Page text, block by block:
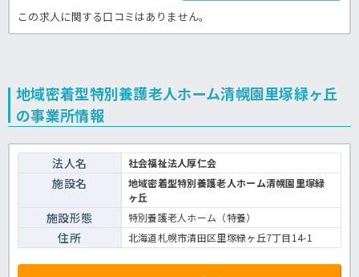
この求人に関する口コミはありません。
地域密着型特別養護老人ホーム清幌園里塚緑ヶ丘
の事業所情報
法人名 社会福祉法人厚仁会
施設名
地域密着型特別養護老人ホーム清幌園里塚緑
ヶ丘
施設形態 特別養護老人ホーム（特養）
住所 北海道札幌市清田区里塚緑ヶ丘7丁目14-1